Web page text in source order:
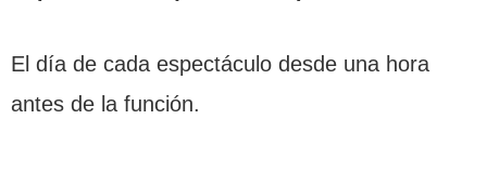
El día de cada espectáculo desde una hora
antes de la función.